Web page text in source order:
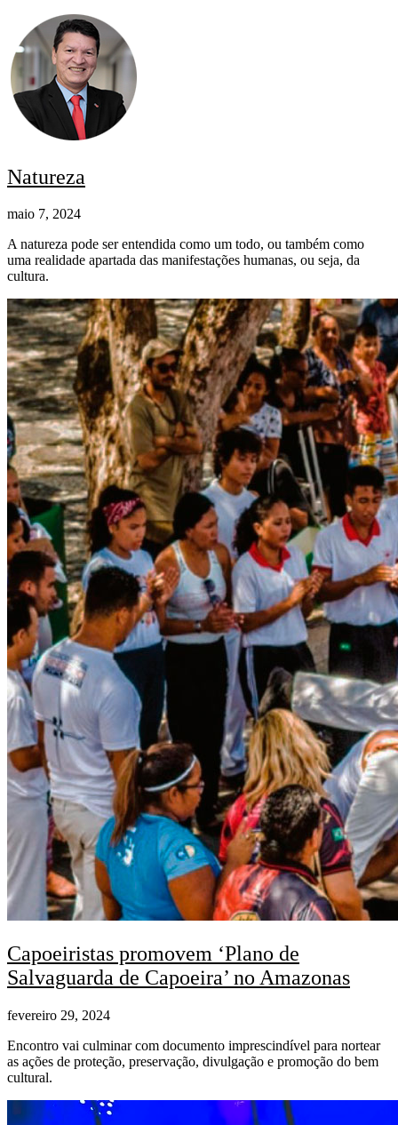
Natureza
maio 7, 2024
A natureza pode ser entendida como um todo, ou também como
uma realidade apartada das manifestações humanas, ou seja, da
cultura.
Capoeiristas promovem ‘Plano de
Salvaguarda de Capoeira’ no Amazonas
fevereiro 29, 2024
Encontro vai culminar com documento imprescindível para nortear
as ações de proteção, preservação, divulgação e promoção do bem
cultural.